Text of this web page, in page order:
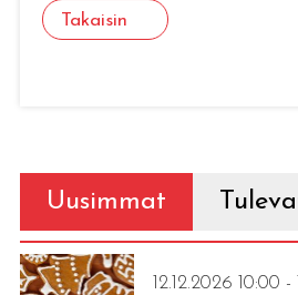
Takaisin
Uusimmat
12.12.2026 10:00 -